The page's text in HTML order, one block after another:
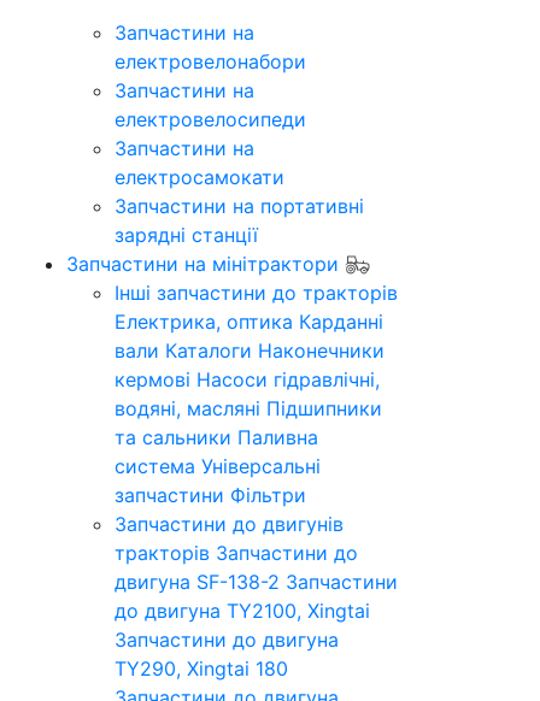
Запчастини на
електровелонабори
Запчастини на
електровелосипеди
Запчастини на
електросамокати
Запчастини на портативні
зарядні станції
Запчастини на мінітрактори
Інші запчастини до тракторів
Електрика, оптика Карданні
вали Каталоги Наконечники
кермові Насоси гідравлічні,
водяні, масляні Підшипники
та сальники Паливна
система Універсальні
запчастини Фільтри
Запчастини до двигунів
тракторів Запчастини до
двигуна SF-138-2 Запчастини
до двигуна TY2100, Xingtai
Запчастини до двигуна
TY290, Xingtai 180